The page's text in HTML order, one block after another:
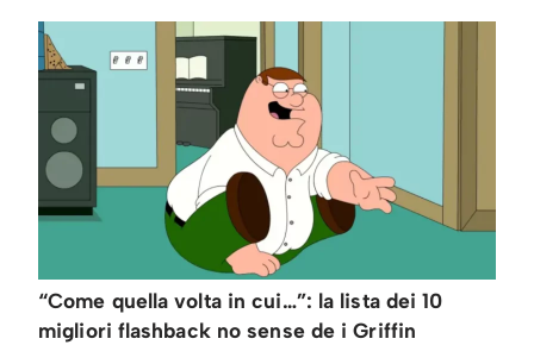
“Come quella volta in cui…”: la lista dei 10
migliori flashback no sense de i Griffin